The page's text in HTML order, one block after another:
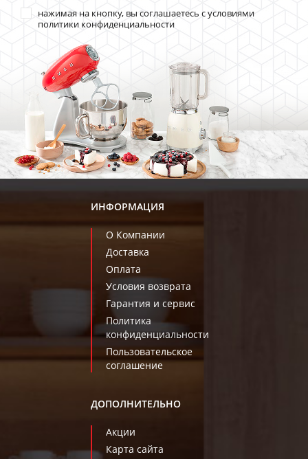
нажимая на кнопку, вы соглашаетесь с условиями
политики конфиденциальности
ИНФОРМАЦИЯ
О Компании
Доставка
Оплата
Условия возврата
Гарантия и сервис
Политика
конфиденциальности
Пользовательское
соглашение
ДОПОЛНИТЕЛЬНО
Акции
Карта сайта